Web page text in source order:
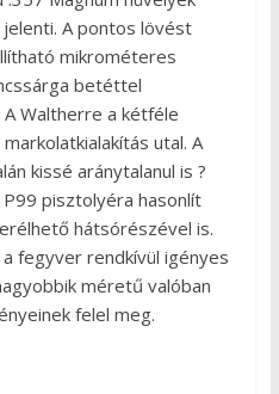
A pontos lövést
mikrométeres
betéttel
Waltherre a kétféle
utal. A
kissé aránytalanul is ?
pisztolyéra hasonlít
hátsórészével is.
fegyver rendkívül igényes
méretű valóban
felel meg.